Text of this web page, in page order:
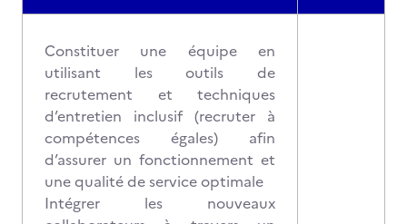
Constituer une équipe en
utilisant les outils de
recrutement et techniques
d’entretien inclusif (recruter à
compétences égales) afin
d’assurer un fonctionnement et
une qualité de service optimale
Intégrer les nouveaux